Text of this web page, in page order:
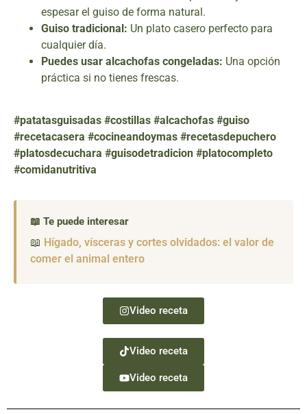
espesar el guiso de forma natural.
Guiso tradicional: Un plato casero perfecto para
cualquier día.
Puedes usar alcachofas congeladas: Una opción
práctica si no tienes frescas.
#patatasguisadas #costillas #alcachofas #guiso
#recetacasera #cocineandoymas #recetasdepuchero
#platosdecuchara #guisodetradicion #platocompleto
#comidanutritiva
📖 Te puede interesar
📖 Hígado, vísceras y cortes olvidados: el valor de
comer el animal entero
Video receta
Video receta
Video receta